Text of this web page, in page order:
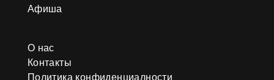
Афиша
О нас
Контакты
Политика конфиденциалности